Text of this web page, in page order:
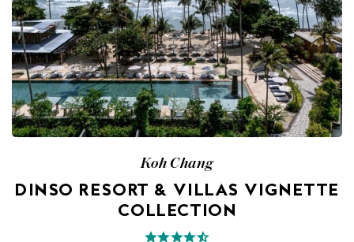
Koh Chang
DINSO RESORT & VILLAS VIGNETTE
COLLECTION